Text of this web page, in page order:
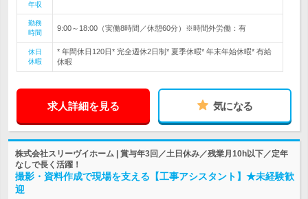
年収
勤務
時間
9:00～18:00（実働8時間／休憩60分）※時間外労働：有
休日
休暇
* 年間休日120日* 完全週休2日制* 夏季休暇* 年末年始休暇* 有給
休暇
求人詳細を見る 気になる
株式会社スリーヴイホーム | 賞与年3回／土日休み／残業月10h以下／定年
なしで長く活躍！
撮影・資料作成で現場を支える【工事アシスタント】★未経験歓
迎